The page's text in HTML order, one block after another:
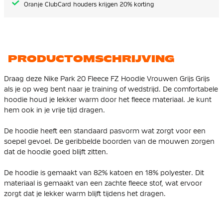
Oranje ClubCard houders krijgen 20% korting
PRODUCTOMSCHRIJVING
Draag deze Nike Park 20 Fleece FZ Hoodie Vrouwen Grijs Grijs
als je op weg bent naar je training of wedstrijd. De comfortabele
hoodie houd je lekker warm door het fleece materiaal. Je kunt
hem ook in je vrije tijd dragen.
De hoodie heeft een standaard pasvorm wat zorgt voor een
soepel gevoel. De geribbelde boorden van de mouwen zorgen
dat de hoodie goed blijft zitten.
De hoodie is gemaakt van 82% katoen en 18% polyester. Dit
materiaal is gemaakt van een zachte fleece stof, wat ervoor
zorgt dat je lekker warm blijft tijdens het dragen.